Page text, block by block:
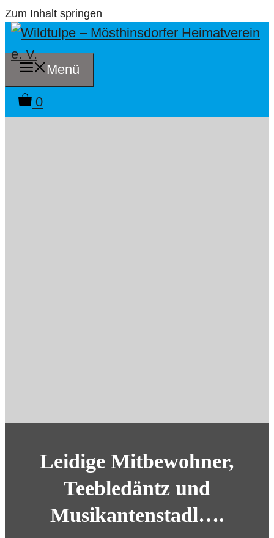
Zum Inhalt springen
Menü
0
Leidige Mitbewohner,
Teebledäntz und
Musikantenstadl….